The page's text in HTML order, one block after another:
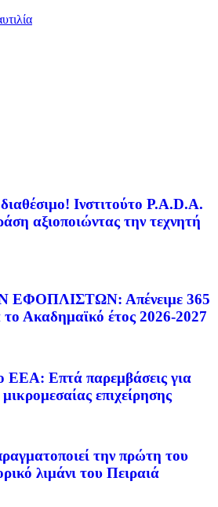
Ινστιτούτο P.A.D.A.
αξιοποιώντας την τεχνητή
Απένειμε 365
Ακαδημαϊκό έτος 2026-2027
ΕΕΑ: Επτά παρεμβάσεις για
επιχείρησης
την πρώτη του
λιμάνι του Πειραιά